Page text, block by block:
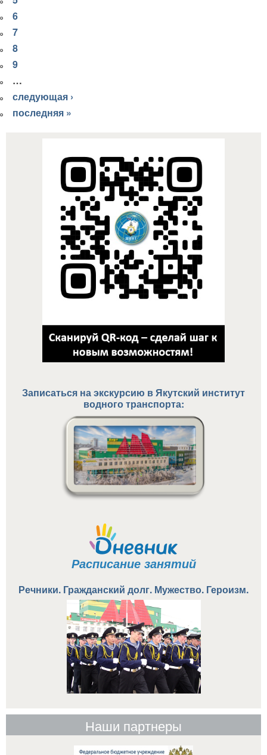
6
7
8
9
…
следующая ›
последняя »
Записаться на экскурсию вЯкутский институт
водного транспорта:
Расписание занятий
Речники. Гражданский долг. Мужество. Героизм.
Наши партнеры